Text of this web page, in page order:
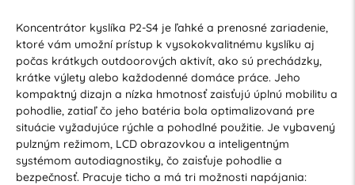
Koncentrátor kyslíka P2-S4 je ľahké a prenosné zariadenie,
ktoré vám umožní prístup k vysokokvalitnému kyslíku aj
počas krátkych outdoorových aktivít, ako sú prechádzky,
krátke výlety alebo každodenné domáce práce. Jeho
kompaktný dizajn a nízka hmotnosť zaisťujú úplnú mobilitu a
pohodlie, zatiaľ čo jeho batéria bola optimalizovaná pre
situácie vyžadujúce rýchle a pohodlné použitie. Je vybavený
pulzným režimom, LCD obrazovkou a inteligentným
systémom autodiagnostiky, čo zaisťuje pohodlie a
bezpečnosť. Pracuje ticho a má tri možnosti napájania: